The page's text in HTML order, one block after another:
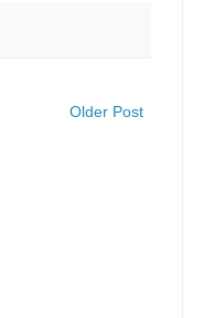
Older Post